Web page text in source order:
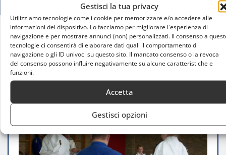
Gestisci la tua privacy
Utilizziamo tecnologie come i cookie per memorizzare e/o accedere alle
informazioni del dispositivo. Lo facciamo per migliorare l'esperienza di
navigazione e per mostrare annunci (non) personalizzati. Il consenso a
tecnologie ci consentirà di elaborare dati quali il comportamento di
navigazione o gli ID univoci su questo sito. Il mancato consenso o la revoca
del consenso possono influire negativamente su alcune caratteristiche e
funzioni.
Accetta
Gestisci opzioni
Home
Scuole di judo per bambini a Milano: guida alle
migliori palestre